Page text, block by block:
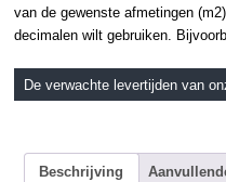
van de gewenste afmetingen
decimalen wilt gebruiken.
De verwachte levertijden van
Beschrijving